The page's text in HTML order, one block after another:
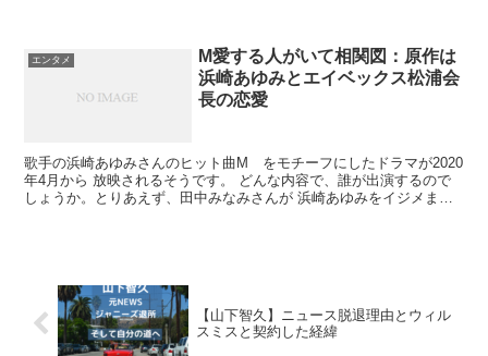
エンタメ
M愛する人がいて相関図：原作は
浜崎あゆみとエイベックス松浦会
長の恋愛
歌手の浜崎あゆみさんのヒット曲M をモチーフにしたドラマが2020
年4月から 放映されるそうです。 どんな内容で、誰が出演するので
しょうか。とりあえず、田中みなみさんが 浜崎あゆみをイジメまく
【山下智久】ニュース脱退理由とウィル
スミスと契約した経緯